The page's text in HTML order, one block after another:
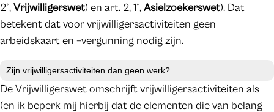
2°,Vrijwilligerswet) en art. 2, 1°,Asielzoekerswet). Dat
betekent dat voor vrijwilligersactiviteiten geen
arbeidskaart en –vergunning nodig zijn.
Zijn vrijwilligersactiviteiten dan geen werk?
De Vrijwilligerswet omschrijft vrijwilligersactiviteiten als
(en ik beperk mij hierbij dat de elementen die van belang